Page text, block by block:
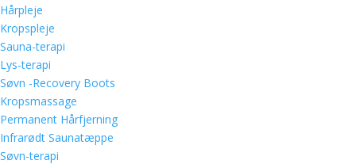
Hårpleje
Kropspleje
Sauna-terapi
Lys-terapi
Søvn -Recovery Boots
Kropsmassage
Permanent Hårfjerning
Infrarødt Saunatæppe
Søvn-terapi